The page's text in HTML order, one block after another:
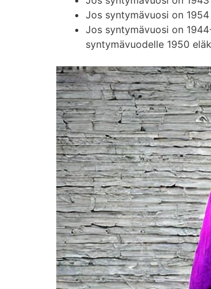
Jos syntymävuosi on
Jos syntymävuosi on
syntymävuodelle 1950